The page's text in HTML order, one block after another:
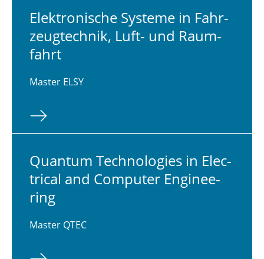
Elek­tro­ni­sche Systeme in Fahr­
zeug­tech­nik, Luft- und Raum­
fahrt
Master ELSY
Quantum Tech­no­lo­gies in Elec­
tri­cal and Com­pu­ter En­gi­nee­
ring
Master QTEC